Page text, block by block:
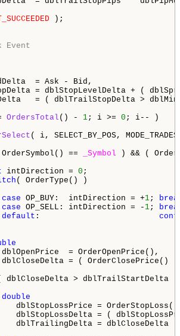
);
Event
= Ask - Bid,
= dblStopLevelDelta + (
= ( dblTrailStopDelta >
OrdersTotal () - 1; i >= 0 ; i-- )
( i, SELECT_BY_POS,
== _Symbol ) && (
intDirection = 0 ;
( OrderType() )
case OP_BUY:  intDirection = +1;
case OP_SELL: intDirection = - 1;
default :
= OrderOpenPrice(),
= ( OrderClosePrice() -
dblCloseDelta > dblTrailStartDelta )
double
=
= ( dblStopLossPrice
= dblCloseDelta -